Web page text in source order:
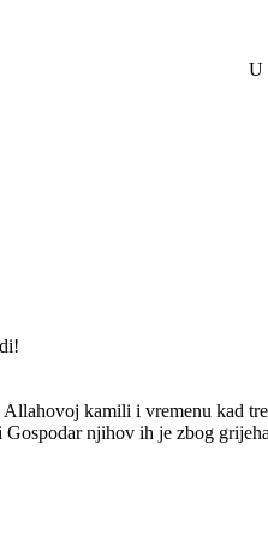
U
kamili i vremenu kad
njihov ih je zbog